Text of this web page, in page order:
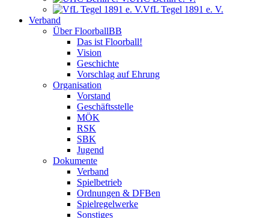
VfL Tegel 1891 e. V.
Verband
Über FloorballBB
Das ist Floorball!
Vision
Geschichte
Vorschlag auf Ehrung
Organisation
Vorstand
Geschäftsstelle
MÖK
RSK
SBK
Jugend
Dokumente
Verband
Spielbetrieb
Ordnungen & DFBen
Spielregelwerke
Sonstiges